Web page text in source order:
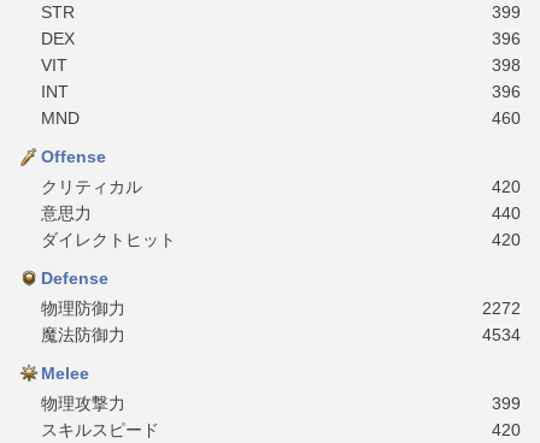
STR
399
DEX
396
VIT
398
INT
396
MND
460
Offense
クリティカル
420
意思力
440
ダイレクトヒット
420
Defense
物理防御力
2272
魔法防御力
4534
Melee
物理攻撃力
399
スキルスピード
420